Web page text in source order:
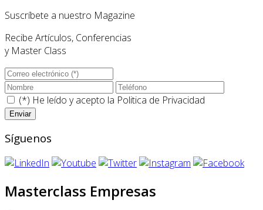
Suscríbete a nuestro Magazine
Recibe Artículos, Conferencias
y Master Class
(*) He leído y acepto la Politica de Privacidad
Síguenos
Masterclass Empresas